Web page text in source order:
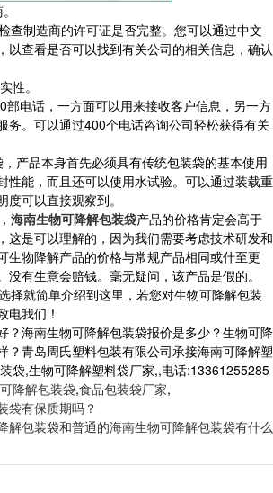
查制造商的许可证是否完整。您可以通过中文
以查看是否可以找到有关公司的相关信息，确认
性。
电话，一方面可以用来接收客户信息，另一方
务。可以通过400个电话咨询公司轻松获得有关
产品本身首先必须具有传统包装袋的基本使用
性能，而且还可以使用水试验。可以通过装载重
可以直接观察到。
海南生物可降解包装袋产品的价格肯定会高于
这是可以理解的，因为我们需要考虑技术研发和
生物降解产品的价格与常规产品相同或什至更
有生意会赔钱。毫无疑问，该产品是假的。
择就简单介绍到这里，若您对生物可降解包装
电我们！
？海南生物可降解包装袋报价是多少？生物可降
？青岛周氏塑料包装有限公司承接海南可降解塑
袋,生物可降解塑料袋厂家,,电话:13361255285
可降解包装袋,食品包装袋厂家,
袋有保质期吗？
解包装袋和普通的海南生物可降解包装袋有什么